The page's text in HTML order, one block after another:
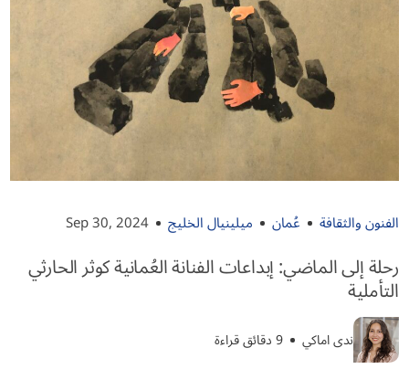
الفنون والثقافة عُمان ميلينيال الخليج Sep 30, 2024
رحلة إلى الماضي: إبداعات الفنانة العُمانية كوثر الحارثي
التأملية
ندى اماكي 9 دقائق قراءة